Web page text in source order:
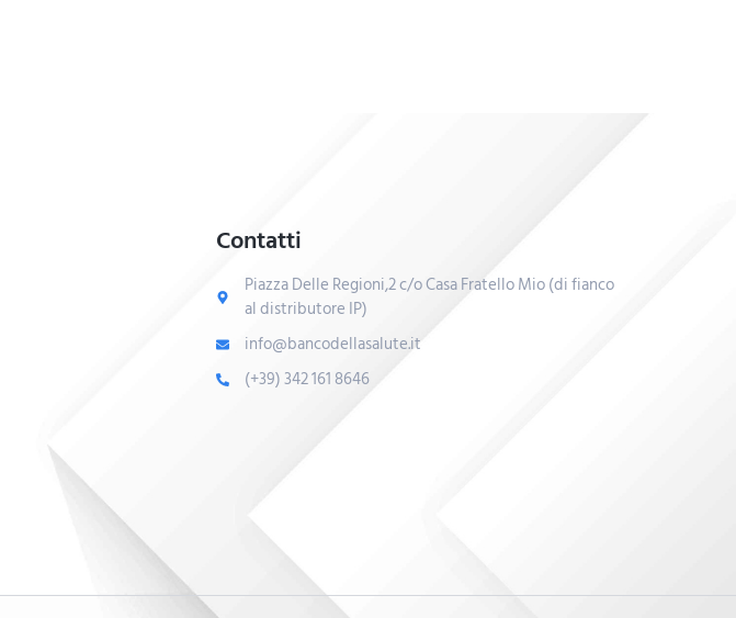
Contatti
Piazza Delle Regioni,2 c/o Casa Fratello Mio (di fianco
al distributore IP)
info@bancodellasalute.it
(+39) 342 161 8646